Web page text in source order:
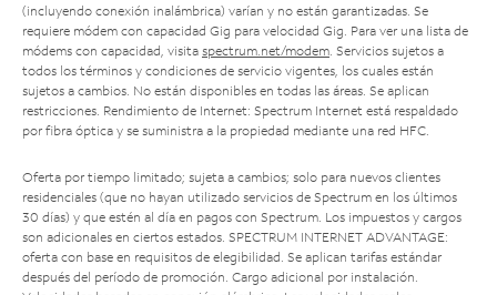
(incluyendo conexión inalámbrica) varían y no están garantizadas. Se
requiere módem con capacidad Gig para velocidad Gig. Para ver una lista de
módems con capacidad, visita spectrum.net/modem . Servicios sujetos a
todos los términos y condiciones de servicio vigentes, los cuales están
sujetos a cambios. No están disponibles en todas las áreas. Se aplican
restricciones. Rendimiento de Internet: Spectrum Internet está respaldado
por fibra óptica y se suministra a la propiedad mediante una red HFC.
Oferta por tiempo limitado; sujeta a cambios; solo para nuevos clientes
residenciales (que no hayan utilizado servicios de Spectrum en los últimos
30 días) y que estén al día en pagos con Spectrum. Los impuestos y cargos
son adicionales en ciertos estados. SPECTRUM INTERNET ADVANTAGE:
oferta con base en requisitos de elegibilidad. Se aplican tarifas estándar
después del período de promoción. Cargo adicional por instalación.